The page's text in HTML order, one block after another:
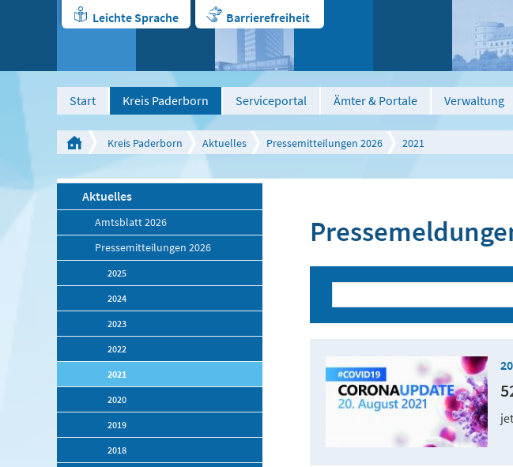
Leichte Sprache Barrierefreiheit
Start Kreis Paderborn Serviceportal Ämter & Portale Verwaltung
Kreis Paderborn Aktuelles Pressemitteilungen 2026 2021
Aktuelles
Amtsblatt 2026
Pressemitteilungen 2026
2025
2024
2023
2022
2021
2020
2019
2018